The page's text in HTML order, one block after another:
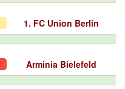
1. FC Union Berlin
Arminia Bielefeld